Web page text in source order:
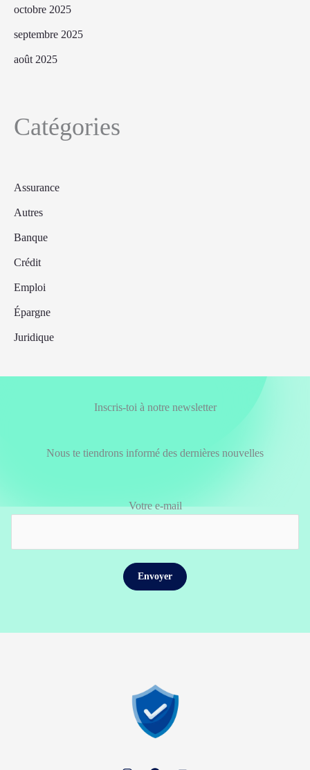
octobre 2025
septembre 2025
août 2025
Catégories
Assurance
Autres
Banque
Crédit
Emploi
Épargne
Juridique
Inscris-toi à notre newsletter
Nous te tiendrons informé des dernières nouvelles
Votre e-mail